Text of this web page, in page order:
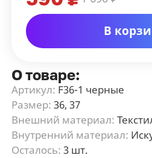
В
О товаре:
Артикул: F36-1 черные
Размер: 36, 37
Внешний материал:
Внутренний материал:
Осталось: 3 шт.